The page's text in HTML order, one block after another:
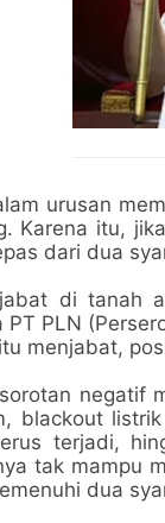
urusan
Karena itu,
dari dua
di tanah
PT PLN
menjabat,
negatif
blackout
terjadi,
tak mampu
dua